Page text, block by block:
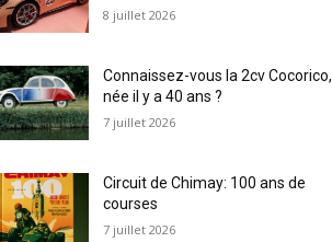
8 juillet 2026
Connaissez-vous la 2cv Cocorico,
née il y a 40 ans ?
7 juillet 2026
Circuit de Chimay: 100 ans de
courses
7 juillet 2026